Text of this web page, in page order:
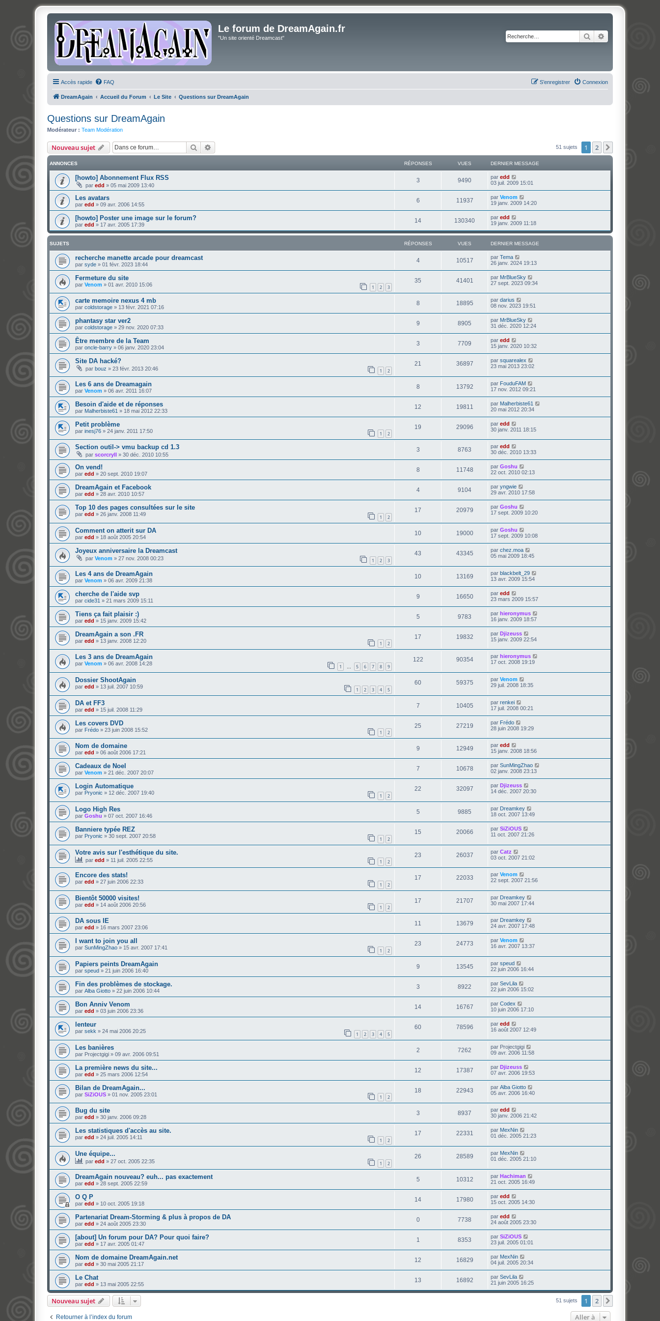
Le forum de DreamAgain.fr
"Un site orienté Dreamcast" Rechercher
Accès rapide FAQ Connexion
S’enregistrer
DreamAgain Accueil du Forum Le Site Questions sur DreamAgain
Questions sur DreamAgain
Modérateur : Team Modération
Nouveau sujet Rechercher 51 sujets 1 2
ANNONCES RÉPONSES VUES DERNIER MESSAGE
[howto] Abonnement Flux RSS
par edd » 05 mai 2009 13:40
3 9490 par edd
03 juil. 2009 15:01
Les avatars
par edd » 09 avr. 2006 14:55
6 11937 par Venom
19 janv. 2009 14:20
[howto] Poster une image sur le forum?
par edd » 17 avr. 2005 17:39
14 130340 par edd
19 janv. 2009 11:18
SUJETS RÉPONSES VUES DERNIER MESSAGE
recherche manette arcade pour dreamcast
par syde » 01 févr. 2023 18:44
4 10517 par Tema
26 janv. 2024 19:13
Fermeture du site
par Venom » 01 avr. 2010 15:06 1 2 3
35 41401 par MrBlueSky
27 sept. 2023 09:34
carte memoire nexus 4 mb
par coldstorage » 13 févr. 2021 07:16
8 18895 par darius
08 nov. 2023 19:51
phantasy star ver2
par coldstorage » 29 nov. 2020 07:33
9 8905 par MrBlueSky
31 déc. 2020 12:24
Être membre de la Team
par oncle-barry » 06 janv. 2020 23:04
3 7709 par edd
15 janv. 2020 10:32
Site DA hacké?
par bouz » 23 févr. 2013 20:46 1 2
21 36897 par squarealex
23 mai 2013 23:02
Les 6 ans de Dreamagain
par Venom » 06 avr. 2011 16:07
8 13792 par FouduFAM
17 nov. 2012 09:21
Besoin d'aide et de réponses
par Malherbiste61 » 18 mai 2012 22:33
12 19811 par Malherbiste61
20 mai 2012 20:34
Petit problème
par inesj76 » 24 janv. 2011 17:50 1 2
19 29096 par edd
30 janv. 2011 18:15
Section outil-> vmu backup cd 1.3
par scorcryll » 30 déc. 2010 10:55
3 8763 par edd
30 déc. 2010 13:33
On vend!
par edd » 20 sept. 2010 19:07
8 11748 par Goshu
22 oct. 2010 02:13
DreamAgain et Facebook
par edd » 28 avr. 2010 10:57
4 9104 par yngwie
29 avr. 2010 17:58
Top 10 des pages consultées sur le site
par edd » 26 janv. 2008 11:49 1 2
17 20979 par Goshu
17 sept. 2009 10:20
Comment on atterit sur DA
par edd » 18 août 2005 20:54
10 19000 par Goshu
17 sept. 2009 10:08
Joyeux anniversaire la Dreamcast
par Venom » 27 nov. 2008 00:23 1 2 3
43 43345 par chez.moa
05 mai 2009 18:45
Les 4 ans de DreamAgain
par Venom » 06 avr. 2009 21:38
10 13169 par blackbelt_29
13 avr. 2009 15:54
cherche de l'aide svp
par cide31 » 21 mars 2009 15:11
9 16650 par edd
23 mars 2009 15:57
Tiens ça fait plaisir :)
par edd » 15 janv. 2009 15:42
5 9783 par hieronymus
16 janv. 2009 18:57
DreamAgain a son .FR
par edd » 13 janv. 2008 12:20 1 2
17 19832 par Djizeuss
15 janv. 2009 22:54
Les 3 ans de DreamAgain
par Venom » 06 avr. 2008 14:28 1 … 5 6 7 8 9
122 90354 par hieronymus
17 oct. 2008 19:19
Dossier ShootAgain
par edd » 13 juil. 2007 10:59 1 2 3 4 5
60 59375 par Venom
29 juil. 2008 18:35
DA et FF3
par edd » 15 juil. 2008 11:29
7 10405 par renkei
17 juil. 2008 00:21
Les covers DVD
par Frédo » 23 juin 2008 15:52 1 2
25 27219 par Frédo
28 juin 2008 19:29
Nom de domaine
par edd » 06 août 2006 17:21
9 12949 par edd
15 janv. 2008 18:56
Cadeaux de Noel
par Venom » 21 déc. 2007 20:07
7 10678 par SunMingZhao
02 janv. 2008 23:13
Login Automatique
par Pryonic » 12 déc. 2007 19:40 1 2
22 32097 par Djizeuss
14 déc. 2007 20:30
Logo High Res
par Goshu » 07 oct. 2007 16:46
5 9885 par Dreamkey
18 oct. 2007 13:49
Banniere typée REZ
par Pryonic » 30 sept. 2007 20:58 1 2
15 20066 par SiZiOUS
11 oct. 2007 21:26
Votre avis sur l'esthétique du site.
par edd » 11 juil. 2005 22:55 1 2
23 26037 par Catz
03 oct. 2007 21:02
Encore des stats!
par edd » 27 juin 2006 22:33 1 2
17 22033 par Venom
22 sept. 2007 21:56
Bientôt 50000 visites!
par edd » 14 août 2006 20:56 1 2
17 21707 par Dreamkey
30 mai 2007 17:44
DA sous IE
par edd » 16 mars 2007 23:06
11 13679 par Dreamkey
24 avr. 2007 17:48
I want to join you all
par SunMingZhao » 15 avr. 2007 17:41 1 2
23 24773 par Venom
16 avr. 2007 13:37
Papiers peints DreamAgain
par speud » 21 juin 2006 16:40
9 13545 par speud
22 juin 2006 16:44
Fin des problèmes de stockage.
par Alba Giotto » 22 juin 2006 10:44
3 8922 par SevLila
22 juin 2006 15:02
Bon Anniv Venom
par edd » 03 juin 2006 23:36
14 16767 par Codex
10 juin 2006 17:10
lenteur
par sekk » 24 mai 2006 20:25 1 2 3 4 5
60 78596 par edd
16 août 2007 12:49
Les banières
par Projectgigi » 09 avr. 2006 09:51
2 7262 par Projectgigi
09 avr. 2006 11:58
La première news du site...
par edd » 25 mars 2006 12:54
12 17387 par Djizeuss
07 avr. 2006 19:53
Bilan de DreamAgain...
par SiZiOUS » 01 nov. 2005 23:01 1 2
18 22943 par Alba Giotto
05 avr. 2006 16:40
Bug du site
par edd » 30 janv. 2006 09:28
3 8937 par edd
30 janv. 2006 21:42
Les statistiques d'accès au site.
par edd » 24 juil. 2005 14:11 1 2
17 22331 par MexNin
01 déc. 2005 21:23
Une équipe...
par edd » 27 oct. 2005 22:35 1 2
26 28589 par MexNin
01 déc. 2005 21:10
DreamAgain nouveau? euh... pas exactement
par edd » 28 sept. 2005 22:59
5 10312 par Hachiman
21 oct. 2005 16:49
O Q P
par edd » 10 oct. 2005 19:18
14 17980 par edd
15 oct. 2005 14:30
Partenariat Dream-Storming & plus à propos de DA
par edd » 24 août 2005 23:30
0 7738 par edd
24 août 2005 23:30
[about] Un forum pour DA? Pour quoi faire?
par edd » 17 avr. 2005 01:47
1 8353 par SiZiOUS
23 juil. 2005 01:01
Nom de domaine DreamAgain.net
par edd » 30 mai 2005 21:17
12 16829 par MexNin
04 juil. 2005 20:34
Le Chat
par edd » 13 mai 2005 22:55
13 16892 par SevLila
21 juin 2005 16:25
Nouveau sujet 51 sujets 1 2
Retourner à l’index du forum Aller à